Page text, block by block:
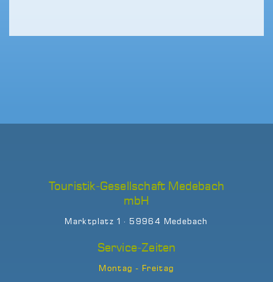
Touristik-Gesellschaft Medebach
mbH
Marktplatz 1 · 59964 Medebach
Service-Zeiten
Montag - Freitag